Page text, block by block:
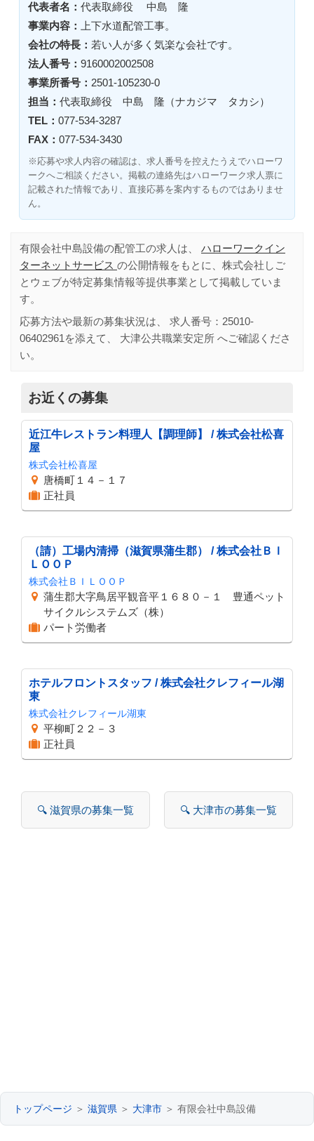
代表者名： 代表取締役 中島 隆
事業内容：
上下水道配管工事。
会社の特長： 若い人が多く気楽な会社です。
法人番号： 9160002002508
事業所番号： 2501-105230-0
担当： 代表取締役 中島 隆（ナカジマ タカシ）
TEL： 077-534-3287
FAX： 077-534-3430
※応募や求人内容の確認は、求人番号を控えたうえでハローワ
ークへご相談ください。掲載の連絡先はハローワーク求人票に
記載された情報であり、直接応募を案内するものではありませ
ん。
有限会社中島設備の配管工の求人は、 ハローワークイン
ターネットサービス の公開情報をもとに、株式会社しご
とウェブが特定募集情報等提供事業として掲載していま
す。
応募方法や最新の募集状況は、 求人番号： 25010-
06402961 を添えて、 大津公共職業安定所 へご確認くださ
い。
お近くの募集
近江牛レストラン料理人【調理師】 / 株式会社松喜
屋
株式会社松喜屋
唐橋町１４－１７
正社員
（請）工場内清掃（滋賀県蒲生郡） / 株式会社ＢＩ
ＬＯＯＰ
株式会社ＢＩＬＯＯＰ
蒲生郡大字鳥居平観音平１６８０－１ 豊通ペット
サイクルシステムズ（株）
パート労働者
ホテルフロントスタッフ / 株式会社クレフィール湖
東
株式会社クレフィール湖東
平柳町２２－３
正社員
🔍 滋賀県の募集一覧 🔍 大津市の募集一覧
トップページ ＞ 滋賀県 ＞ 大津市 ＞ 有限会社中島設備